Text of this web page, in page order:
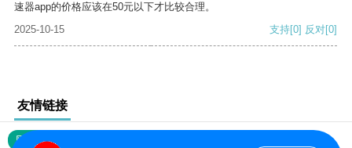
速器app的价格应该在50元以下才比较合理。
2025-10-15
支持[0] 反对[0]
友情链接
网站地图